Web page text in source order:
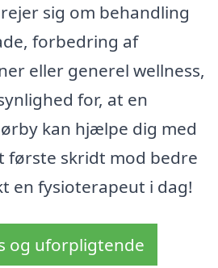
sig om behandling
forbedring af
eller generel wellness,
for, at en
kan hjælpe dig med
første skridt mod bedre
en fysioterapeut i dag!
og uforpligtende